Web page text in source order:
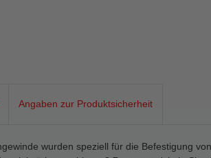
Angaben zur Produktsicherheit
wurden speziell für die Befestigung